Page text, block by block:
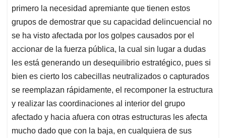
primero la necesidad apremiante que tienen estos
grupos de demostrar que su capacidad delincuencial no
se ha visto afectada por los golpes causados por el
accionar de la fuerza pública, la cual sin lugar a dudas
les está generando un desequilibrio estratégico, pues si
bien es cierto los cabecillas neutralizados o capturados
se reemplazan rápidamente, el recomponer la estructura
y realizar las coordinaciones al interior del grupo
afectado y hacia afuera con otras estructuras les afecta
mucho dado que con la baja, en cualquiera de sus